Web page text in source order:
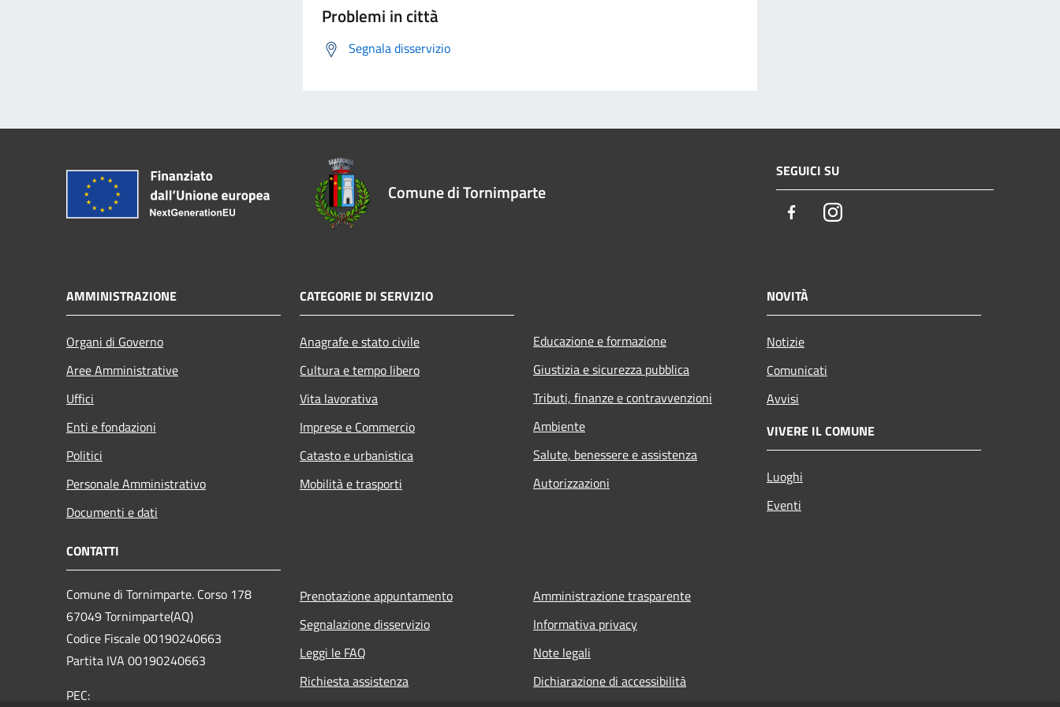
Problemi in città
Segnala disservizio
Comune di Tornimparte
SEGUICI SU
FacebookInstagram
AMMINISTRAZIONE
Organi di Governo
Aree Amministrative
Uffici
Enti e fondazioni
Politici
Personale Amministrativo
Documenti e dati
CATEGORIE DI SERVIZIO
Anagrafe e stato civile
Cultura e tempo libero
Vita lavorativa
Imprese e Commercio
Catasto e urbanistica
Mobilità e trasporti
Educazione e formazione
Giustizia e sicurezza pubblica
Tributi, finanze e contravvenzioni
Ambiente
Salute, benessere e assistenza
Autorizzazioni
NOVITÀ
Notizie
Comunicati
Avvisi
VIVERE IL COMUNE
Luoghi
Eventi
CONTATTI
Comune di Tornimparte. Corso 178
67049 Tornimparte(AQ)
Codice Fiscale 00190240663
Partita IVA 00190240663
PEC:
Prenotazione appuntamento
Segnalazione disservizio
Leggi le FAQ
Richiesta assistenza
Amministrazione trasparente
Informativa privacy
Note legali
Dichiarazione di accessibilità